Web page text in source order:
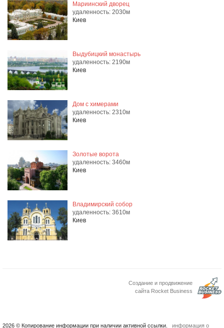
Мариинский дворец
удаленность: 2030м
Киев
Выдубицкий монастырь
удаленность: 2190м
Киев
Дом с химерами
удаленность: 2310м
Киев
Золотые ворота
удаленность: 3460м
Киев
Владимирский собор
удаленность: 3610м
Киев
Создание и продвижение
сайта Rocket Business
2026 © Копирование информации при наличии активной ссылки. информация о